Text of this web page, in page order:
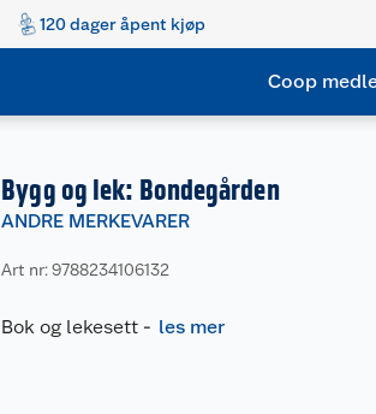
120 dager åpent kjøp
Coop
Bygg og lek: Bondegården
ANDRE MERKEVARER
Art nr: 9788234106132
Bok og lekesett - les mer